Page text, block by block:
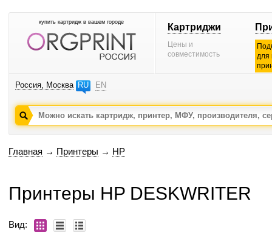
купить картридж в вашем городе Картриджи
Цены и
совместимость
для
Россия, Москва RU EN
Главная → Принтеры → HP
Принтеры HP DESKWRITER
Вид: